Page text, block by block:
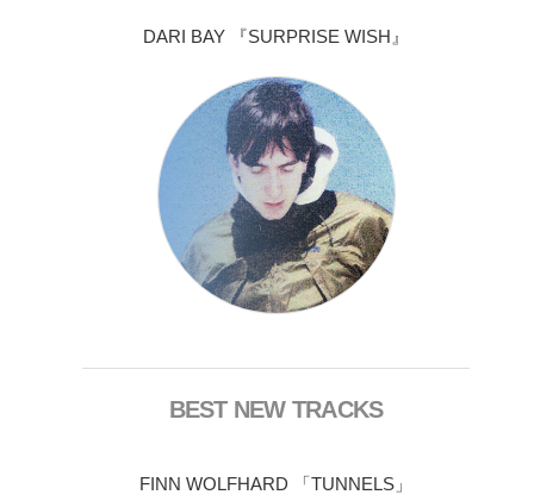
DARI BAY 『SURPRISE WISH』
BEST NEW TRACKS
FINN WOLFHARD 「TUNNELS」